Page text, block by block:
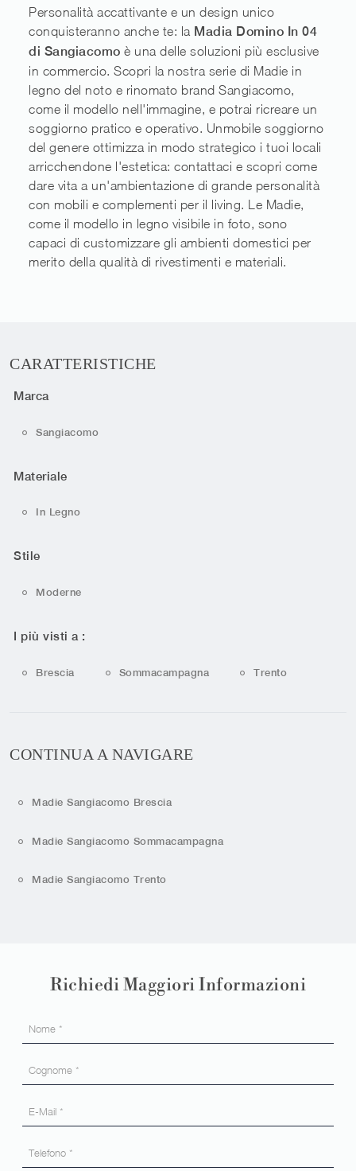
Personalità accattivante e un design unico
conquisteranno anche te: la Madia Domino In 04
di Sangiacomo è una delle soluzioni più esclusive
in commercio. Scopri la nostra serie di Madie in
legno del noto e rinomato brand Sangiacomo,
come il modello nell'immagine, e potrai ricreare un
soggiorno pratico e operativo. Unmobile soggiorno
del genere ottimizza in modo strategico i tuoi locali
arricchendone l'estetica: contattaci e scopri come
dare vita a un'ambientazione di grande personalità
con mobili e complementi per il living. Le Madie,
come il modello in legno visibile in foto, sono
capaci di customizzare gli ambienti domestici per
merito della qualità di rivestimenti e materiali.
CARATTERISTICHE
Marca
Sangiacomo
Materiale
In Legno
Stile
Moderne
I più visti a :
Brescia Sommacampagna Trento
CONTINUA A NAVIGARE
Madie Sangiacomo Brescia
Madie Sangiacomo Sommacampagna
Madie Sangiacomo Trento
Richiedi Maggiori Informazioni